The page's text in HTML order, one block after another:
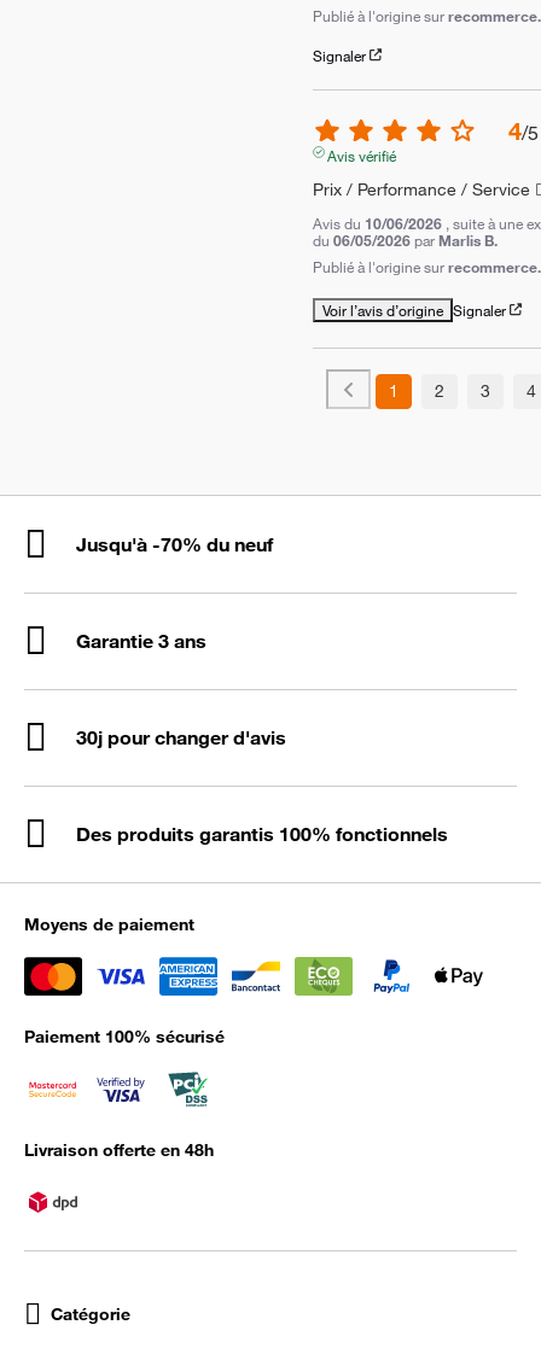
Publié à l'origine sur
Signaler
4/5
Avis vérifié
Prix / Performance / Service
Avis du 10/06/2026 , suite à une
du 06/05/2026 par Marlis B.
Publié à l'origine sur
Voir l’avis d’origine Signaler
1 2 3 4
Jusqu'à -70% du neuf
Garantie 3 ans
30j pour changer d'avis
Des produits garantis 100% fonctionnels
Moyens de paiement
Paiement 100% sécurisé
Livraison offerte en 48h
Catégorie